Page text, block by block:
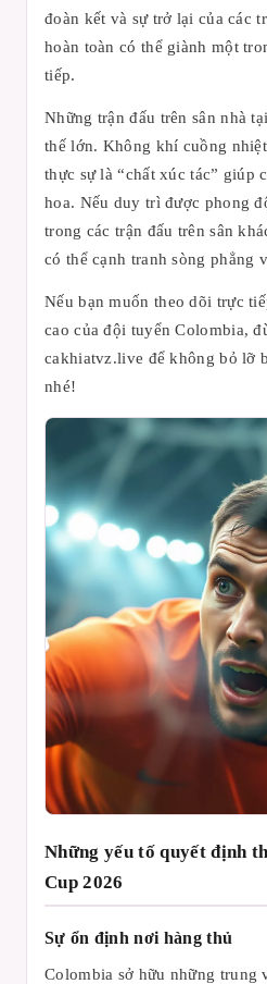
đoàn kết và sự trở lại của các
hoàn toàn có thể giành một
tiếp.
Những trận đấu trên sân nhà
thế lớn. Không khí cuồng
thực sự là “chất xúc tác” giúp
hoa. Nếu duy trì được phong
trong các trận đấu trên sân
có thể cạnh tranh sòng phẳng
Nếu bạn muốn theo dõi trực
cao của đội tuyển Colombia,
cakhiatvz.live để không bỏ lỡ
nhé!
Những yếu tố quyết định
Cup 2026
Sự ổn định nơi hàng thủ
Colombia sở hữu những trung